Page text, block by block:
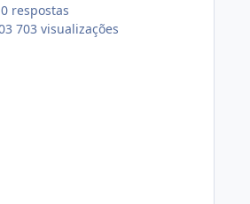
0 respostas
703 visualizações